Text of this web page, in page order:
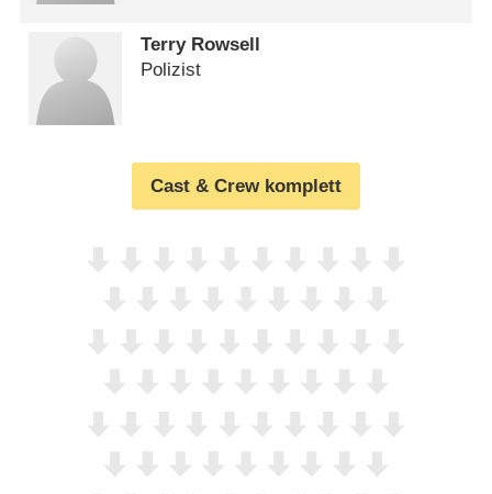
Terry Rowsell
Polizist
Cast & Crew komplett